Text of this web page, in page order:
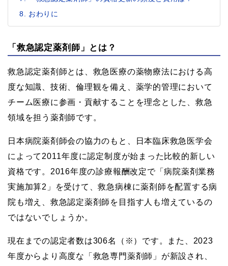
おわりに
「救急認定薬剤師」とは？
救急認定薬剤師とは、救急医療の薬物療法における高
度な知識、技術、倫理観を備え、薬学的管理において
チーム医療に参画・貢献することを理念とした、救急
領域を担う薬剤師です。
日本病院薬剤師会の協力のもと、日本臨床救急医学会
によって2011年度に認定制度が始まった比較的新しい
資格です。2016年度の診療報酬改定で「病院薬剤業務
実施加算2」を受けて、救急病棟に薬剤師を配置する病
院も増え、救急認定薬剤師を目指す人も増えているの
ではないでしょうか。
現在までの認定者数は306名（※）です。また、2023
年度からより高度な「救急専門薬剤師」が新設され、